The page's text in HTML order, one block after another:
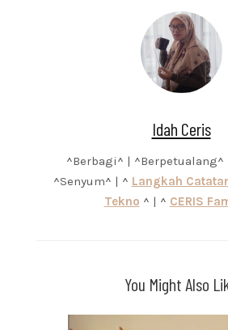
Idah Ceris
^Berbagi^ | ^Berpetualang^
^Senyum^ | ^ Langkah
Tekno ^ | ^ CERIS
You Might Also